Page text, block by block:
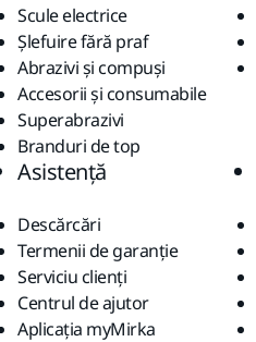
Scule electrice
Șlefuire fără praf
Abrazivi și compuși
Accesorii și consumabile
Superabrazivi
Branduri de top
Asistență
Descărcări
Termenii de garanție
Serviciu clienți
Centrul de ajutor
Aplicația myMirka